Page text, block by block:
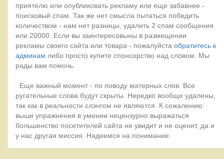
приятелю или опубликовать рекламу или еще забавнее -
поисковый спам. Так же нет смысла пытаться победить
количеством - нам нет разницы, удалить 2 спам сообщения
или 20000. Если вы заинтересовыны в размещении
рекламы своего сайта или товара - пожалуйста обратитесь к
админам либо просто купите спонсорство над словом. Мы
рады вам помочь.
Еще важный момент - по поводу матерных слов. Все
ругательные слова будут скрыты. Нередко вообще удалены,
так как в реальности слэнгом не являются. К сожалению
выши упражнения в умении нецензурно выражаться
большенство посетителей сайта не увидит и не оценит, да и
у нас другая миссия. Надеемся на понимание.